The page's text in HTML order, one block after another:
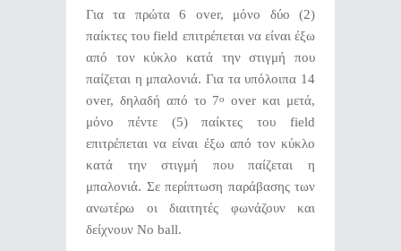
Για τα πρώτα 6 over, μόνο δύο (2)
παίκτες του field επιτρέπεται να είναι έξω
από τον κύκλο κατά την στιγμή που
παίζεται η μπαλονιά. Για τα υπόλοιπα 14
over, δηλαδή από το 7ο
over και μετά,
μόνο πέντε (5) παίκτες του field
επιτρέπεται να είναι έξω από τον κύκλο
κατά την στιγμή που παίζεται η
μπαλονιά. Σε περίπτωση παράβασης των
ανωτέρω οι διαιτητές φωνάζουν και
δείχνουν Νo ball.